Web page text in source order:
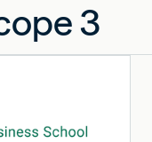
3